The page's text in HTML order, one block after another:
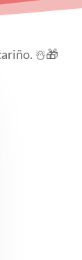
☃️🎁